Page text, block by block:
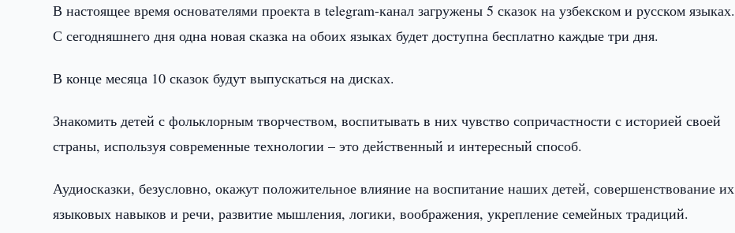
В настоящее время основателями проекта в telegram-канал загружены 5 сказок на узбекском и русском языках.
С сегодняшнего дня одна новая сказка на обоих языках будет доступна бесплатно каждые три дня.
В конце месяца 10 сказок будут выпускаться на дисках.
Знакомить детей с фольклорным творчеством, воспитывать в них чувство сопричастности с историей своей
страны, используя современные технологии – это действенный и интересный способ.
Аудиосказки, безусловно, окажут положительное влияние на воспитание наших детей, совершенствование их
языковых навыков и речи, развитие мышления, логики, воображения, укрепление семейных традиций.